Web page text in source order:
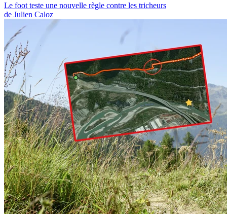
Le foot teste une nouvelle règle contre les tricheurs
de Julien Caloz